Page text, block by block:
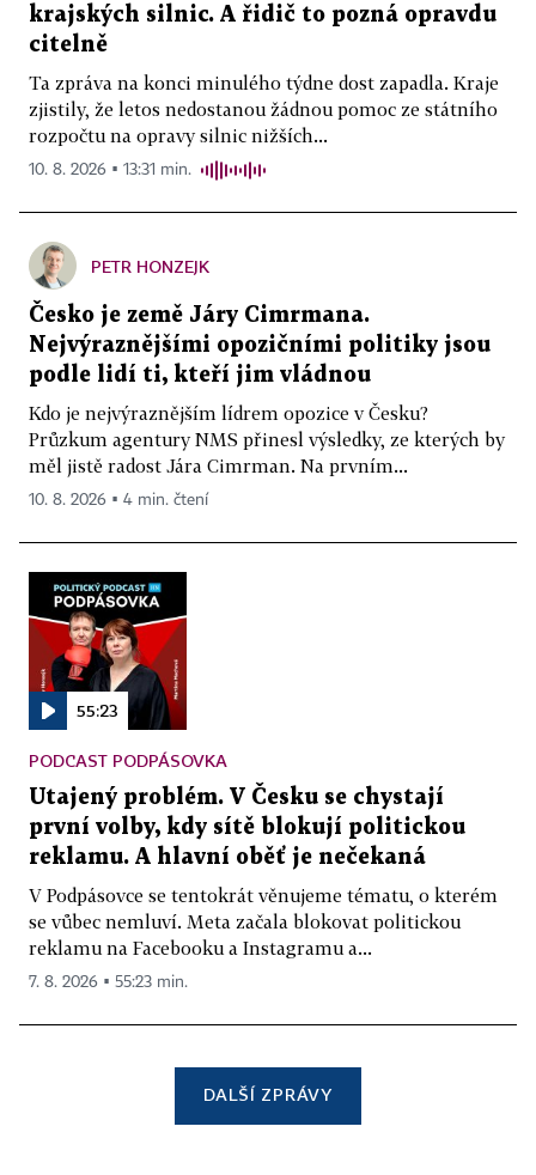
krajských silnic. A řidič to pozná opravdu
citelně
Ta zpráva na konci minulého týdne dost zapadla. Kraje
zjistily, že letos nedostanou žádnou pomoc ze státního
rozpočtu na opravy silnic nižších...
10. 8. 2026 ▪ 13:31 min.
PETR HONZEJK
Česko je země Járy Cimrmana.
Nejvýraznějšími opozičními politiky jsou
podle lidí ti, kteří jim vládnou
Kdo je nejvýraznějším lídrem opozice v Česku?
Průzkum agentury NMS přinesl výsledky, ze kterých by
měl jistě radost Jára Cimrman. Na prvním...
10. 8. 2026 ▪ 4 min. čtení
55:23
PODCAST PODPÁSOVKA
Utajený problém. V Česku se chystají
první volby, kdy sítě blokují politickou
reklamu. A hlavní oběť je nečekaná
V Podpásovce se tentokrát věnujeme tématu, o kterém
se vůbec nemluví. Meta začala blokovat politickou
reklamu na Facebooku a Instagramu a...
7. 8. 2026 ▪ 55:23 min.
DALŠÍ ZPRÁVY